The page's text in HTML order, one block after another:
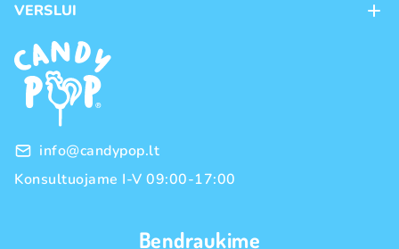
Naujienos
Prekių ženklai
Pristatymas
Prekių grąžinimas ir keitimas
Pirkimo taisyklės
Privatumo politika
VERSLUI
Franšizė
Didmeninė prekyba
info@candypop.lt
Konsultuojame I-V 09:00-17:00
Bendraukime